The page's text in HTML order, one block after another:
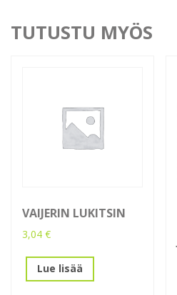
TUTUSTU MYÖS
VAIJERIN LUKITSIN
3,04 €
Lue lisää